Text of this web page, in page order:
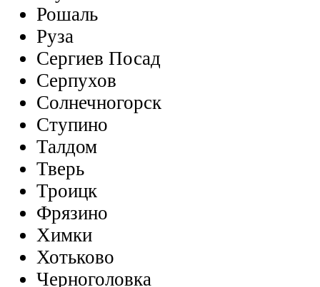
Рошаль
Руза
Сергиев Посад
Серпухов
Солнечногорск
Ступино
Талдом
Тверь
Троицк
Фрязино
Химки
Хотьково
Черноголовка